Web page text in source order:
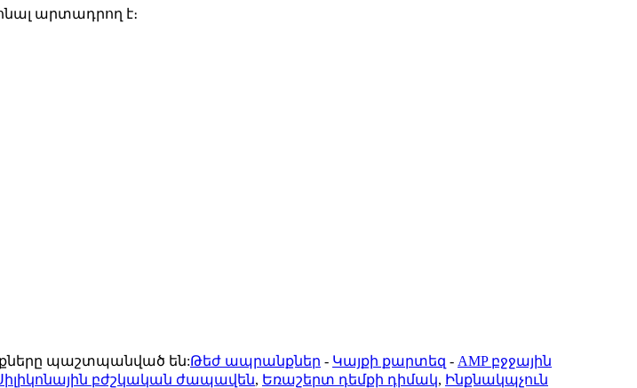
արտադրող է։
պաշտպանված են:Թեժ ապրանքներ - Կայքի քարտեզ - AMP բջջային
բժշկական ժապավեն, Եռաշերտ դեմքի դիմակ, Ինքնակպչուն